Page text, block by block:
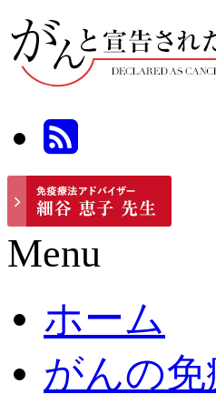
Menu
ホーム
がんの